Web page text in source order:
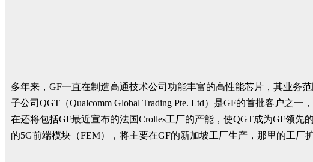
多年来，GF一直在制造高通技术公司功能丰富的高性能芯片，其业务
子公司QGT（Qualcomm Global Trading Pte. Ltd）是GF的首批客户之
在还将包括GF最近宣布的法国Crolles工厂的产能，使QGT成为GF领
的5G前端模块（FEM），将主要在GF的新加坡工厂生产，那里的工厂